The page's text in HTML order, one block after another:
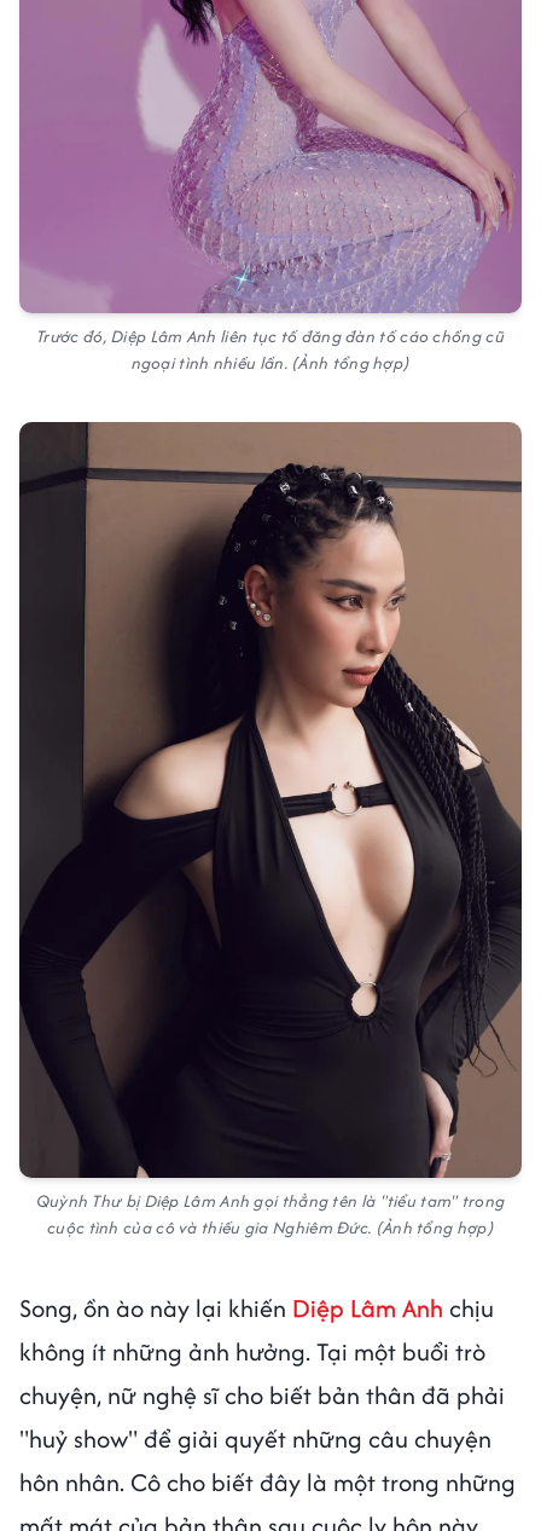
Trước đó, Diệp Lâm Anh liên tục tố đăng đàn tố cáo chồng cũ
ngoại tình nhiều lần. (Ảnh tổng hợp)
Quỳnh Thư bị Diệp Lâm Anh gọi thẳng tên là "tiểu tam" trong
cuộc tình của cô và thiếu gia Nghiêm Đức. (Ảnh tổng hợp)
Song, ồn ào này lại khiến Diệp Lâm Anh chịu
không ít những ảnh hưởng. Tại một buổi trò
chuyện, nữ nghệ sĩ cho biết bản thân đã phải
"huỷ show" để giải quyết những câu chuyện
hôn nhân. Cô cho biết đây là một trong những